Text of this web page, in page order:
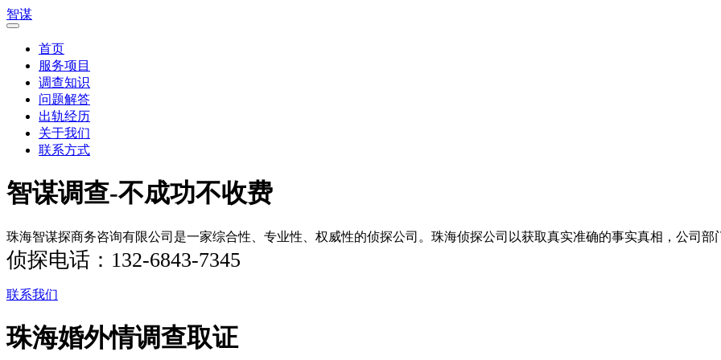
智谋
首页
服务项目
调查知识
问题解答
出轨经历
关于我们
联系方式
智谋调查-不成功不收费
珠海智谋探商务咨询有限公司是一家综合性、专业性、权威性的侦探公司。珠海侦探公司以获取真实准确的事实真相，公司部
侦探电话：132-6843-7345
联系我们
珠海婚外情调查取证